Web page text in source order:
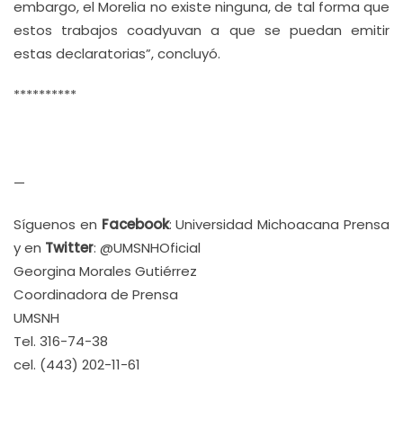
embargo, el Morelia no existe ninguna, de tal forma que
estos trabajos coadyuvan a que se puedan emitir
estas declaratorias”, concluyó.
**********
—
Síguenos en Facebook: Universidad Michoacana Prensa
y en Twitter: @UMSNHOficial
Georgina Morales Gutiérrez
Coordinadora de Prensa
UMSNH
Tel. 316-74-38
cel. (443) 202-11-61